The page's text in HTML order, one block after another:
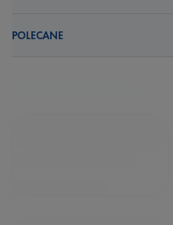
POLECANE